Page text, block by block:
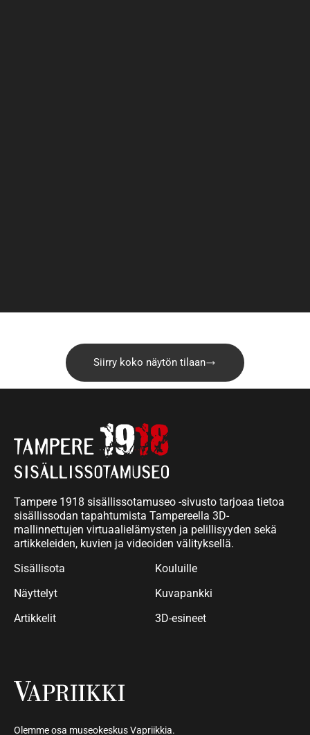
Siirry koko näytön tilaan
Tampere 1918 sisällissotamuseo -sivusto tarjoaa tietoa
sisällissodan tapahtumista Tampereella 3D-
mallinnettujen virtuaalielämysten ja pelillisyyden sekä
artikkeleiden, kuvien ja videoiden välityksellä.
Sisällisota
Näyttelyt
Artikkelit
Kouluille
Kuvapankki
3D-esineet
Olemme osa museokeskus Vapriikkia.